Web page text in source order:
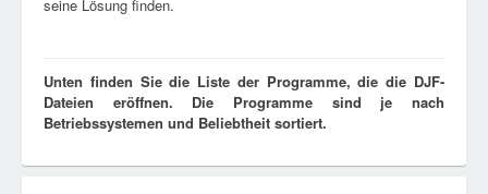
seine Lösung finden.
Unten finden Sie die Liste der Programme, die die DJF-
Dateien eröffnen. Die Programme sind je nach
Betriebssystemen und Beliebtheit sortiert.